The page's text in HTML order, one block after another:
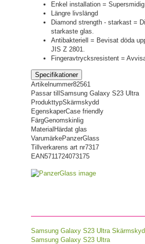
Enkel installation =
Längre livslängd
Diamond strength - starkast =
starkaste glas.
Antibakteriell = Bevisat döda
JIS Z 2801.
Fingeravtrycksresistent =
Specifikationer
Artikelnummer82561
Passar till Samsung Galaxy S23 Ultra
ProdukttypSkärmskydd
EgenskaperCase friendly
FärgGenomskinlig
Material Härdat glas
VarumärkePanzerGlass
Tillverkarens art nr7317
EAN5711724073175
Samsung Galaxy S23 Ultra
Samsung Galaxy S23 Ultra